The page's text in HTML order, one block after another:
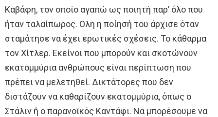
Καβάφη, τον οποίο αγαπώ ως ποιητή παρ’ όλο που
ήταν ταλαίπωρος. Ολη η ποίησή του άρχισε όταν
σταμάτησε να έχει ερωτικές σχέσεις. Το κάθαρμα
τον Χίτλερ. Εκείνοι που μπορούν και σκοτώνουν
εκατομμύρια ανθρώπους είναι περίπτωση που
πρέπει να μελετηθεί. Δικτάτορες που δεν
διστάζουν να καθαρίζουν εκατομμύρια, όπως ο
Στάλιν ή ο παρανοϊκός Καντάφι. Να μπορέσουμε να